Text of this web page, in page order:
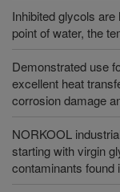
Inhibited glycols
point of water, the
Demonstrated use
excellent heat
corrosion damage
NORKOOL
starting with virgin
contaminants found